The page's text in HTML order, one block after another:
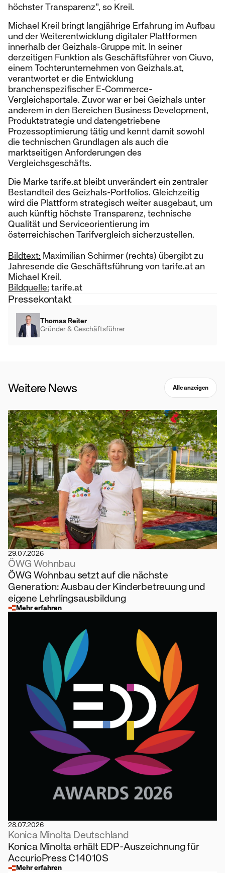
höchster Transparenz”, so Kreil.
Michael Kreil bringt langjährige Erfahrung im Aufbau
und der Weiterentwicklung digitaler Plattformen
innerhalb der Geizhals-Gruppe mit. In seiner
derzeitigen Funktion als Geschäftsführer von Ciuvo,
einem Tochterunternehmen von Geizhals.at,
verantwortet er die Entwicklung
branchenspezifischer E-Commerce-
Vergleichsportale. Zuvor war er bei Geizhals unter
anderem in den Bereichen Business Development,
Produktstrategie und datengetriebene
Prozessoptimierung tätig und kennt damit sowohl
die technischen Grundlagen als auch die
marktseitigen Anforderungen des
Vergleichsgeschäfts.
Die Marke tarife.at bleibt unverändert ein zentraler
Bestandteil des Geizhals-Portfolios. Gleichzeitig
wird die Plattform strategisch weiter ausgebaut, um
auch künftig höchste Transparenz, technische
Qualität und Serviceorientierung im
österreichischen Tarifvergleich sicherzustellen.
Bildtext: Maximilian Schirmer (rechts) übergibt zu
Jahresende die Geschäftsführung von tarife.at an
Michael Kreil.
Bildquelle: tarife.at
Pressekontakt
Thomas Reiter
Gründer & Geschäftsführer
Weitere News Alle anzeigen
29.07.2026
ÖWG Wohnbau
ÖWG Wohnbau setzt auf die nächste
Generation: Ausbau der Kinderbetreuung und
eigene Lehrlingsausbildung
Mehr erfahren
28.07.2026
Konica Minolta Deutschland
Konica Minolta erhält EDP-Auszeichnung für
AccurioPress C14010S
Mehr erfahren